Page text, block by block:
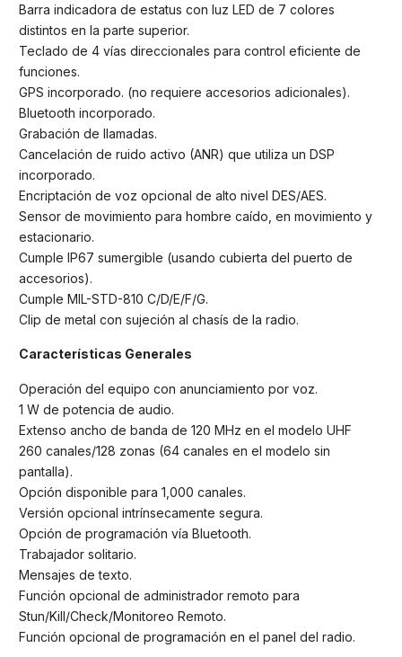
Barra indicadora de estatus con luz LED de 7 colores
distintos en la parte superior.
Teclado de 4 vías direccionales para control eficiente de
funciones.
GPS incorporado. (no requiere accesorios adicionales).
Bluetooth incorporado.
Grabación de llamadas.
Cancelación de ruido activo (ANR) que utiliza un DSP
incorporado.
Encriptación de voz opcional de alto nivel DES/AES.
Sensor de movimiento para hombre caído, en movimiento y
estacionario.
Cumple IP67 sumergible (usando cubierta del puerto de
accesorios).
Cumple MIL-STD-810 C/D/E/F/G.
Clip de metal con sujeción al chasís de la radio.
Características Generales
Operación del equipo con anunciamiento por voz.
1 W de potencia de audio.
Extenso ancho de banda de 120 MHz en el modelo UHF
260 canales/128 zonas (64 canales en el modelo sin
pantalla).
Opción disponible para 1,000 canales.
Versión opcional intrínsecamente segura.
Opción de programación vía Bluetooth.
Trabajador solitario.
Mensajes de texto.
Función opcional de administrador remoto para
Stun/Kill/Check/Monitoreo Remoto.
Función opcional de programación en el panel del radio.